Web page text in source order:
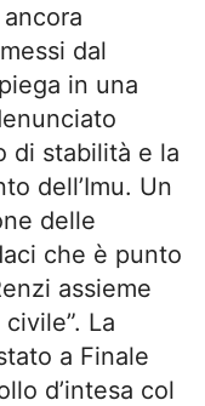
dal
in una
di stabilità e la
dell’Imu. Un
delle
che è punto
assieme
La
a Finale
d’intesa col